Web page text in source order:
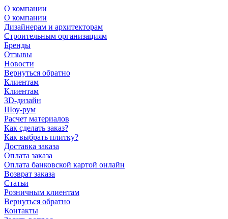
О компании
О компании
Дизайнерам и архитекторам
Строительным организациям
Бренды
Отзывы
Новости
Вернуться обратно
Клиентам
Клиентам
3D-дизайн
Шоу-рум
Расчет материалов
Как сделать заказ?
Как выбрать плитку?
Доставка заказа
Оплата заказа
Оплата банковской картой онлайн
Возврат заказа
Статьи
Розничным клиентам
Вернуться обратно
Контакты